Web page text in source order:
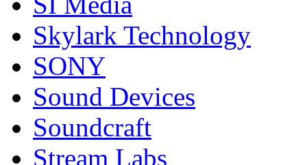
Skylark Technology
SONY
Sound Devices
Soundcraft
Stream Labs